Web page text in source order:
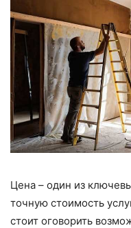
Цена – один из
точную стоимость
стоит оговорить